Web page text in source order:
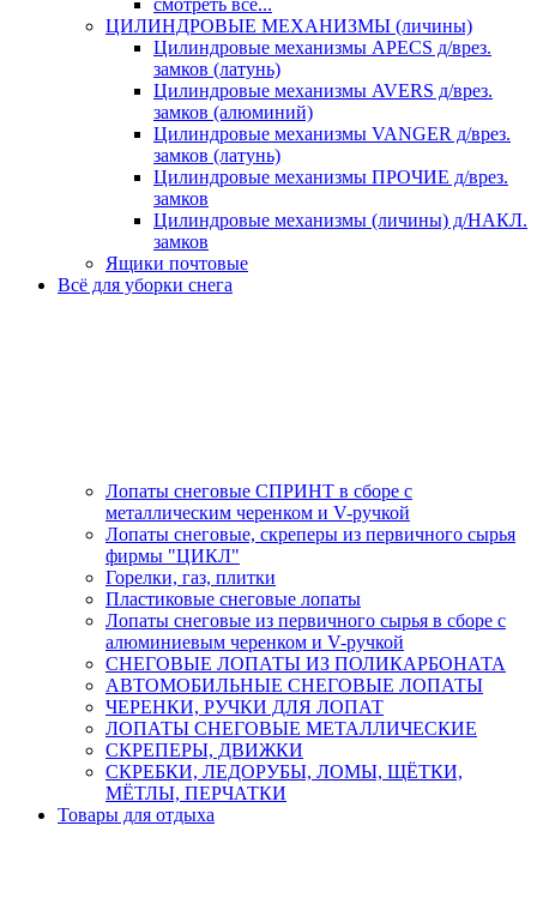
смотреть все...
ЦИЛИНДРОВЫЕ МЕХАНИЗМЫ (личины)
Цилиндровые механизмы APECS д/врез.
замков (латунь)
Цилиндровые механизмы AVERS д/врез.
замков (алюминий)
Цилиндровые механизмы VANGER д/врез.
замков (латунь)
Цилиндровые механизмы ПРОЧИЕ д/врез.
замков
Цилиндровые механизмы (личины) д/НАКЛ.
замков
Ящики почтовые
Всё для уборки снега
Лопаты снеговые СПРИНТ в сборе с
металлическим черенком и V-ручкой
Лопаты снеговые, скреперы из первичного сырья
фирмы "ЦИКЛ"
Горелки, газ, плитки
Пластиковые снеговые лопаты
Лопаты снеговые из первичного сырья в сборе с
алюминиевым черенком и V-ручкой
СНЕГОВЫЕ ЛОПАТЫ ИЗ ПОЛИКАРБОНАТА
АВТОМОБИЛЬНЫЕ СНЕГОВЫЕ ЛОПАТЫ
ЧЕРЕНКИ, РУЧКИ ДЛЯ ЛОПАТ
ЛОПАТЫ СНЕГОВЫЕ МЕТАЛЛИЧЕСКИЕ
СКРЕПЕРЫ, ДВИЖКИ
СКРЕБКИ, ЛЕДОРУБЫ, ЛОМЫ, ЩЁТКИ,
МЁТЛЫ, ПЕРЧАТКИ
Товары для отдыха